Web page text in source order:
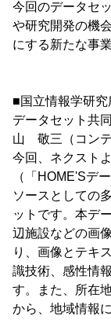
今回のデータセ
や研究開発の機
にする新たな事
■国立情報学研究
データセット共
山 敬三（コンテ
今回、ネクスト
（「HOME'Sデ
ソースとしての
ットです。本デ
辺施設などの画
り、画像とテキ
識技術、感性情
す。また、所在
から、地域情報